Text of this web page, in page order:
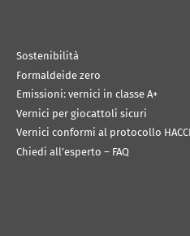
Sostenibilità
Formaldeide zero
Emissioni: vernici in classe A+
Vernici per giocattoli sicuri
Vernici conformi al protocollo
Chiedi all’esperto – FAQ